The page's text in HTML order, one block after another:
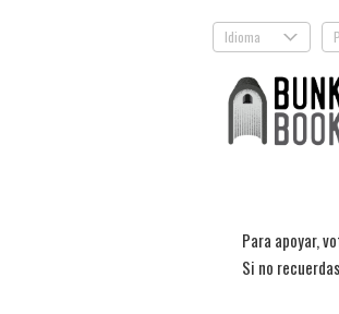
Idioma .
Para apoyar,
Si no